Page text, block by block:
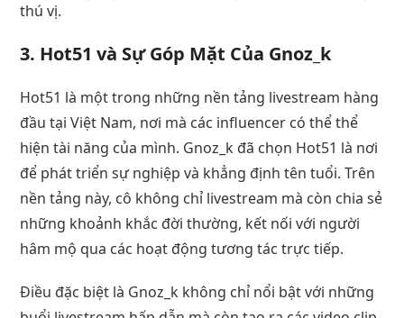
thú vị.
3. Hot51 và Sự Góp Mặt Của Gnoz_k
Hot51 là một trong những nền tảng livestream hàng
đầu tại Việt Nam, nơi mà các influencer có thể thể
hiện tài năng của mình. Gnoz_k đã chọn Hot51 là nơi
để phát triển sự nghiệp và khẳng định tên tuổi. Trên
nền tảng này, cô không chỉ livestream mà còn chia sẻ
những khoảnh khắc đời thường, kết nối với người
hâm mộ qua các hoạt động tương tác trực tiếp.
Điều đặc biệt là Gnoz_k không chỉ nổi bật với những